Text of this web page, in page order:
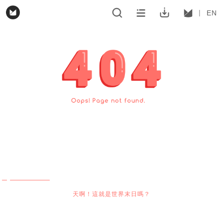
EN
天啊！這就是世界末日嗎？